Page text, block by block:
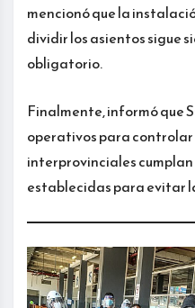
mencionó que la
dividir los asientos sigue
obligatorio.
Finalmente, informó que
operativos para controlar
interprovinciales cumplan
establecidas para evitar